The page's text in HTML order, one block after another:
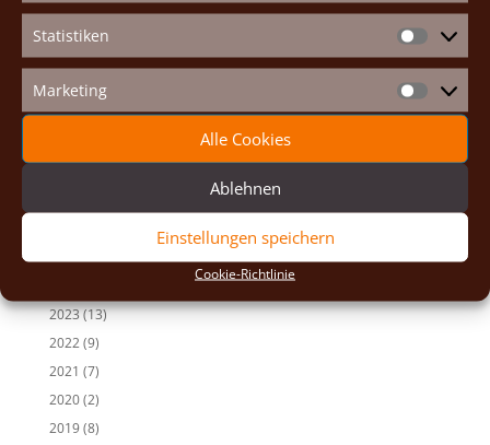
Statistiken
Marketing Marketing
Alle Cookies
Ablehnen
Einstellungen speichern
Cookie-Richtlinie
r
n
t
i
v
:
Osterexerzitien 2026
Fastenexerzitien 2026
Weihnachten 2025
Auf den Spuren der Heiligen
2025(7)
2023(13)
2022(9)
2021 (7)
2020(2)
2019(8)